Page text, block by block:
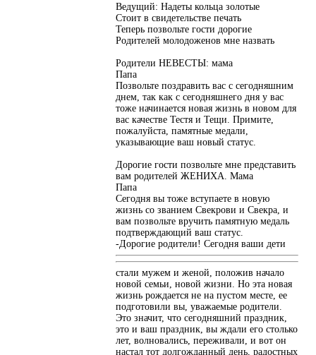
Ведущий: Надеты кольца золотые
Стоит в свидетельстве печать
Теперь позвольте гости дорогие
Родителей молодоженов мне назвать
Родители НЕВЕСТЫ: мама
Папа
Позвольте поздравить вас с сегодняшним
днем, так как с сегодняшнего дня у вас
тоже начинается новая жизнь в новом для
вас качестве Тестя и Тещи. Примите,
пожалуйста, памятные медали,
указывающие ваш новый статус.
Дорогие гости позвольте мне представить
вам родителей ЖЕНИХА. Мама
Папа
Сегодня вы тоже вступаете в новую
жизнь со званием Свекрови и Свекра, и
вам позвольте вручить памятную медаль
подтверждающий ваш статус.
-Дорогие родители! Сегодня ваши дети
стали мужем и женой, положив начало
новой семьи, новой жизни. Но эта новая
жизнь рождается не на пустом месте, ее
подготовили вы, уважаемые родители.
Это значит, что сегодняшний праздник,
это и ваш праздник, вы ждали его столько
лет, волновались, переживали, и вот он
настал тот долгожданный день, радостных